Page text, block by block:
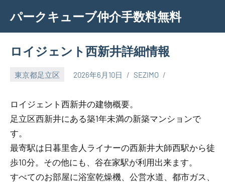
content
パークキューブ仲介手数料無料
ロイジェント西新井詳細情報
東京都足立区 2026年6月10日 SEZIMO
ロイジェント西新井の建物概要。
足立区西新井にある築1年未満の新築マンションで
す。
最寄駅は日暮里舎人ライナーの西新井大師西駅から徒
歩10分。その他にも、谷在家駅が利用出来ます。
すべてのお部屋に浴室乾燥機、公営水道、都市ガス、